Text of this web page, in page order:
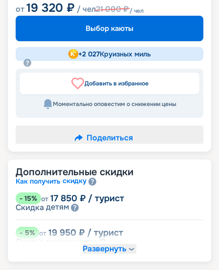
от19 320 ₽ / чел21 000₽/ чел
Выбор каюты
+2 027Круизных миль
Добавить в избранное
Моментально оповестим о снижении цены
Поделиться
Дополнительные скидки
Как получить скидку
- 15% от 17 850 ₽ / турист
Скидка детям
-5% от 19 950 ₽ / турист
Скидка
Развернуть